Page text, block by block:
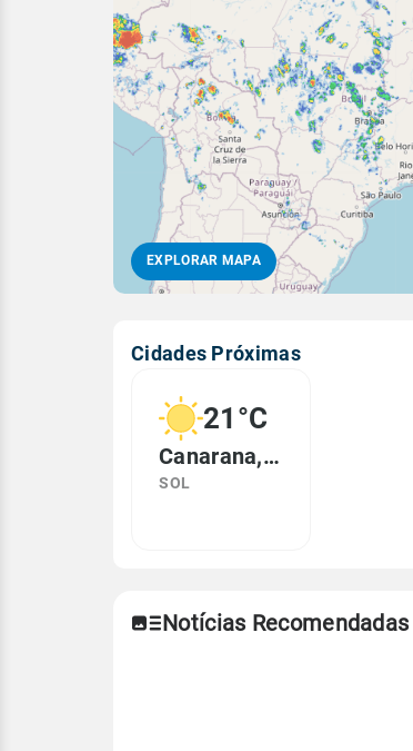
EXPLORAR MAPA
Cidades Próximas
21°C
Canarana, MT
SOL
Notícias Recomendadas